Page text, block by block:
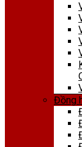
Đồng